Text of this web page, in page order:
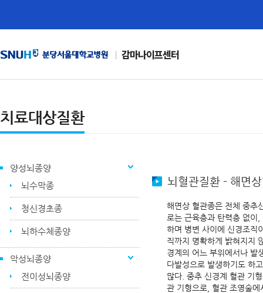
감마나이프센터
치료대상질환
양성뇌종양
뇌수막종
청신경초종
뇌하수체종양
악성뇌종양
전이성뇌종양
뇌혈관질환 - 해면
해면상 혈관종은 전체 중추
로는 근육층과 탄력층 없
하며 병변 사이에 신경조직
직까지 명확하게 밝혀지지
경계의 어느 부위에서나 발
다발성으로 발생하기도 하
많다. 중추 신경계 혈관 기
관 기형으로, 혈관 조영술